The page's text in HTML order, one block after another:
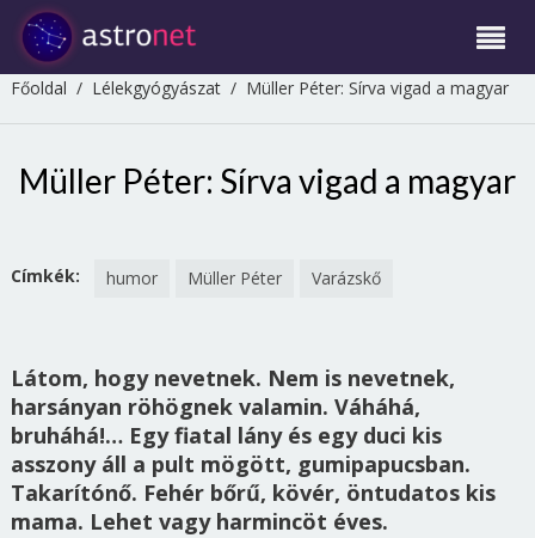
Főoldal / Lélekgyógyászat/ Müller Péter: Sírva vigad a magyar
Müller Péter: Sírva vigad a magyar
Címkék: humor Müller Péter Varázskő
Látom, hogy nevetnek. Nem is nevetnek,
harsányan röhögnek valamin. Váháhá,
bruháhá!… Egy fiatal lány és egy duci kis
asszony áll a pult mögött, gumipapucsban.
Takarítónő. Fehér bőrű, kövér, öntudatos kis
mama. Lehet vagy harmincöt éves.